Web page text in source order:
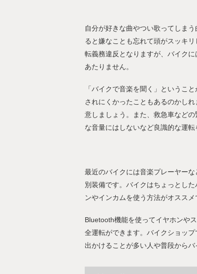
自分が好きな曲やつい歌ってしま
ると嫌なことも忘れて頭がスッキ
転義務違反となりますが、バイク
あたりません。
「バイクで音楽を聞く」というこ
されにくかったこともあるのかし
意しましょう。また、救急車など
な音量にはしないなど良識的な運転
最近のバイクには音楽プレーヤー
別装備です。バイクはちょっとし
ンやインカムを使う方法がオススメ
Bluetooth機能を使ってイヤホンや
全運転ができます。バイクショッ
出かけることが多い人や普段から